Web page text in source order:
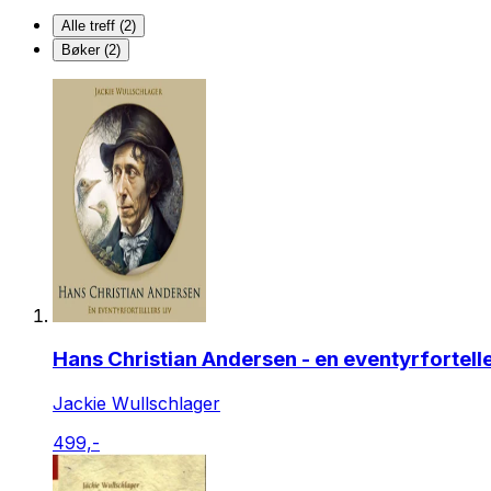
Alle treff (2)
Bøker (2)
Hans Christian Andersen - en
Jackie Wullschlager
499,-